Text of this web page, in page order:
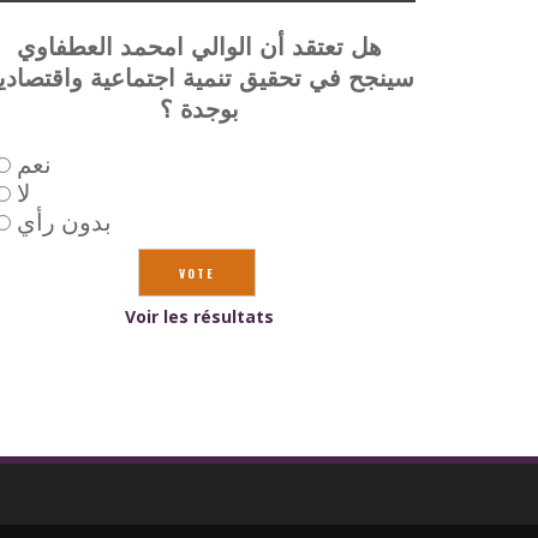
هل تعتقد أن الوالي امحمد العطفاوي
سينجح في تحقيق تنمية اجتماعية
بوجدة ؟
نعم
لا
بدون رأي
Voir les résultats